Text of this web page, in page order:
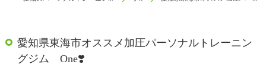
愛知県東海市オススメ加圧パーソナルトレーニン
グジム One❣️